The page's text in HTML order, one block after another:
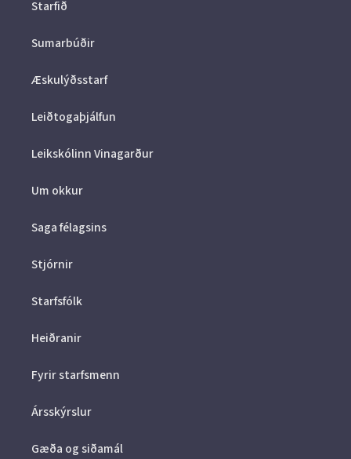
Starfið
Sumarbúðir
Æskulýðsstarf
Leiðtogaþjálfun
Leikskólinn Vinagarður
Um okkur
Saga félagsins
Stjórnir
Starfsfólk
Heiðranir
Fyrir starfsmenn
Ársskýrslur
Gæða og siðamál